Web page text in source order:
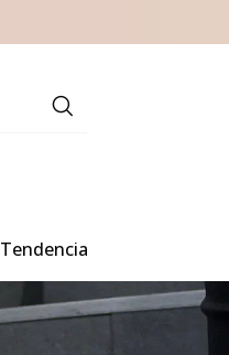
Tendencia